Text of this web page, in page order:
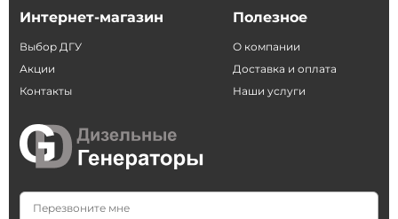
Интернет-магазин
Выбор ДГУ
Акции
Контакты
Полезное
О компании
Доставка и оплата
Наши услуги